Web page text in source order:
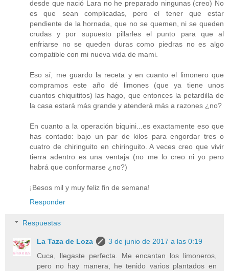
desde que nació Lara no he preparado ningunas (creo) No
es que sean complicadas, pero el tener que estar
pendiente de la hornada, que no se quemen, ni se queden
crudas y por supuesto pillarles el punto para que al
enfriarse no se queden duras como piedras no es algo
compatible con mi nueva vida de mami.
Eso sí, me guardo la receta y en cuanto el limonero que
compramos este año dé limones (que ya tiene unos
cuantos chiquititos) las hago, que entonces la petardilla de
la casa estará más grande y atenderá más a razones ¿no?
En cuanto a la operación biquini...es exactamente eso que
has contado: bajo un par de kilos para engordar tres o
cuatro de chiringuito en chiringuito. A veces creo que vivir
tierra adentro es una ventaja (no me lo creo ni yo pero
habrá que conformarse ¿no?)
¡Besos mil y muy feliz fin de semana!
Responder
Respuestas
La Taza de Loza
3 de junio de 2017 a las 0:19
Cuca, llegaste perfecta. Me encantan los limoneros,
pero no hay manera, he tenido varios plantados en